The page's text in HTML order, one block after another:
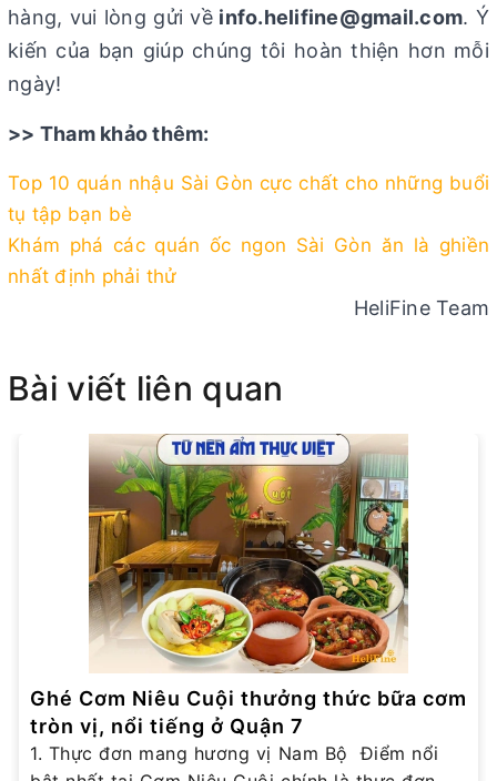
hàng, vui lòng gửi vềinfo.helifine@gmail.com. Ý
kiến của bạn giúp chúng tôi hoàn thiện hơn mỗi
ngày!
>> Tham khảo thêm:
Top 10 quán nhậu Sài Gòn cực chất cho những buổi
tụ tập bạn bè
Khám phá các quán ốc ngon Sài Gòn ăn là ghiền
nhất định phải thử
HeliFine Team
Bài viết liên quan
Ghé Cơm Niêu Cuội thưởng thức bữa cơm
tròn vị, nổi tiếng ở Quận 7
1. Thực đơn mang hương vị Nam Bộ Điểm nổi